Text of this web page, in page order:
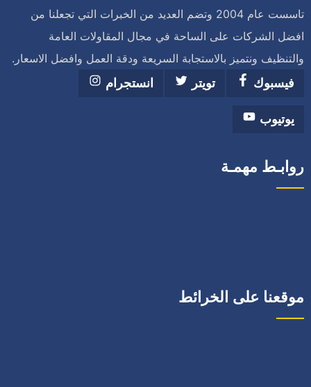
تاسست عام 2004 وتضم العديد من الخبرات التي تجعلنا من
افضل الشركات على الساحة في مجال المقاولات العامة
والتنظيف ونتميز بالاستجابة السريعة ودقة العمل وافضل الاسعار.
فيسبوك
تويتر انستجرام
يوتيوب
روابـط مهمـة
موقعنا على الخرائط